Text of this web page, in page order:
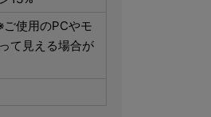
使用のPCやモ
て見える場合が